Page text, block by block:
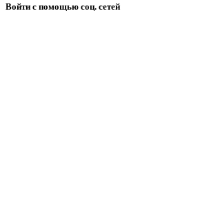
Войти с помощью соц. сетей